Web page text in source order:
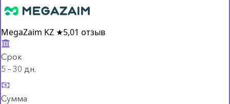
MegaZaim KZ ★5,01 отзыв
Срок
5 – 30 дн.
Сумма